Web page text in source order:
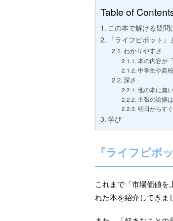
Table of
この本で解ける疑問
『ライフピボット』
わかりやすさ
本の内容が
中学生や高
深さ
他の本に無
主張の論拠
明日からす
学び
『ライフピボ
これまで「市場価値
れた本を紹介してきま